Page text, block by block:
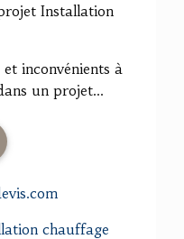
Installation
inconvénients à
un projet...
chauffage